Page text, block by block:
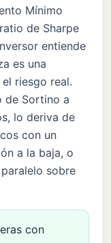
Mínimo
de Sharpe
entiende
es una
riesgo real.
de Sortino a
lo deriva de
con un
a la baja, o
sobre
con